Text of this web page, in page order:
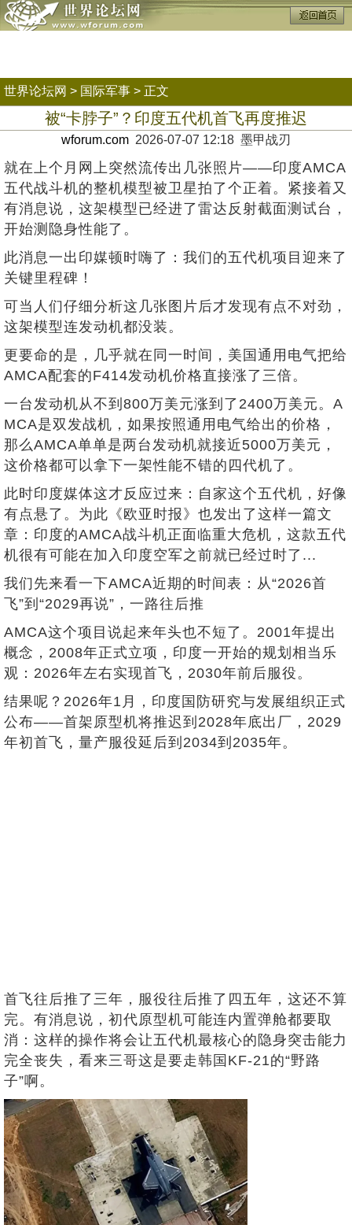
世界论坛网 > 国际军事 > 正文
被“卡脖子”？印度五代机首飞再度推迟
wforum.com 2026-07-07 12:18 墨甲战刃
就在上个月网上突然流传出几张照片——印度AMCA
五代战斗机的整机模型被卫星拍了个正着。紧接着又
有消息说，这架模型已经进了雷达反射截面测试台，
开始测隐身性能了。
此消息一出印媒顿时嗨了：我们的五代机项目迎来了
关键里程碑！
可当人们仔细分析这几张图片后才发现有点不对劲，
这架模型连发动机都没装。
更要命的是，几乎就在同一时间，美国通用电气把给
AMCA配套的F414发动机价格直接涨了三倍。
一台发动机从不到800万美元涨到了2400万美元。A
MCA是双发战机，如果按照通用电气给出的价格，
那么AMCA单单是两台发动机就接近5000万美元，
这价格都可以拿下一架性能不错的四代机了。
此时印度媒体这才反应过来：自家这个五代机，好像
有点悬了。为此《欧亚时报》也发出了这样一篇文
章：印度的AMCA战斗机正面临重大危机，这款五代
机很有可能在加入印度空军之前就已经过时了...
我们先来看一下AMCA近期的时间表：从“2026首
飞”到“2029再说”，一路往后推
AMCA这个项目说起来年头也不短了。2001年提出
概念，2008年正式立项，印度一开始的规划相当乐
观：2026年左右实现首飞，2030年前后服役。
结果呢？2026年1月，印度国防研究与发展组织正式
公布——首架原型机将推迟到2028年底出厂，2029
年初首飞，量产服役延后到2034到2035年。
首飞往后推了三年，服役往后推了四五年，这还不算
完。有消息说，初代原型机可能连内置弹舱都要取
消：这样的操作将会让五代机最核心的隐身突击能力
完全丧失，看来三哥这是要走韩国KF-21的“野路
子”啊。